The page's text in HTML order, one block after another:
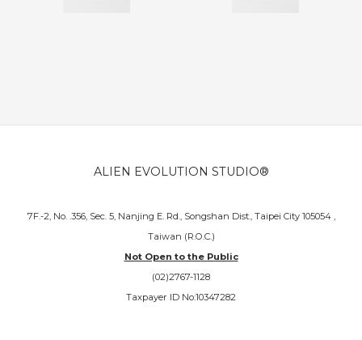
ALIEN EVOLUTION STUDIO®
7F.-2, No. .356, Sec. 5, Nanjing E. Rd., Songshan Dist., Taipei City 105054 ,
Taiwan (R.O.C.)
Not Open to the Public
(02)2767-1128
Taxpayer ID No:10347282